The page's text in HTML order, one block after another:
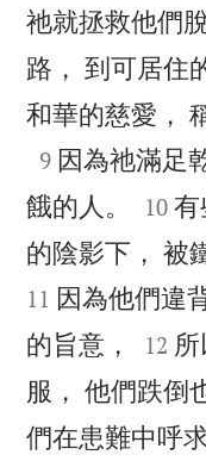
祂就拯救他們
路， 到可居住
和華的慈愛，

9 因為祂滿足
餓的人。


10
的陰影下， 被
11 因為他們違
的旨意，


12
服， 他們跌倒
們在患難中呼